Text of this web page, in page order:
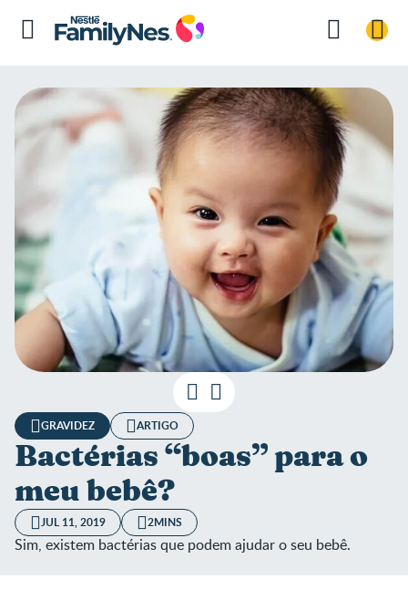
GRAVIDEZ ARTIGO
Bactérias “boas” para o
meu bebê?
JUL 11, 2019 2MINS
Sim, existem bactérias que podem ajudar o seu bebê.